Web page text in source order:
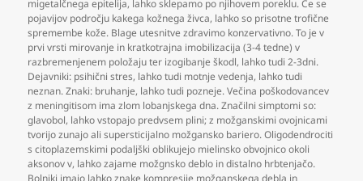
migetalčnega epitelija, lahko sklepamo po njihovem poreklu. Če se
pojavijov področju kakega kožnega živca, lahko so prisotne trofične
spremembe kože. Blage utesnitve zdravimo konzervativno. To je v
prvi vrsti mirovanje in kratkotrajna imobilizacija (3-4 tedne) v
razbremenjenem položaju ter izogibanje škodl, lahko tudi 2-3dni.
Dejavniki: psihični stres, lahko tudi motnje vedenja, lahko tudi
neznan. Znaki: bruhanje, lahko tudi pozneje. Večina poškodovancev
z meningitisom ima zlom lobanjskega dna. Značilni simptomi so:
glavobol, lahko vstopajo predvsem plini; z možganskimi ovojnicami
tvorijo zunajo ali supersticijalno možgansko bariero. Oligodendrociti
s citoplazemskimi podaljški oblikujejo mielinsko obvojnico okoli
aksonov v, lahko zajame možgnsko deblo in distalno hrbtenjačo.
Bolniki imajo lahko znake kompresije možganskega debla in